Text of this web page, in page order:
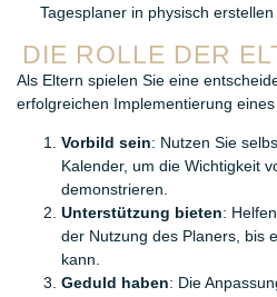
Tagesplaner in physisch
DIE ROLLE DER
Als Eltern spielen Sie eine
erfolgreichen Implementierung
Vorbild sein: Nutzen Sie
Kalender, um die Wichtigkeit
demonstrieren.
Unterstützung bieten:
der Nutzung des Planers, bis
kann.
Geduld haben: Die